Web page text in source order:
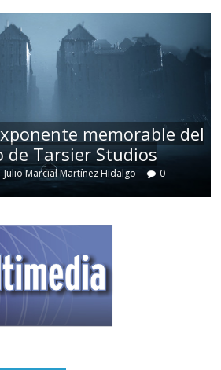
memorable del
de Tarsier Studios
Julio Marcial Martínez Hidalgo 0